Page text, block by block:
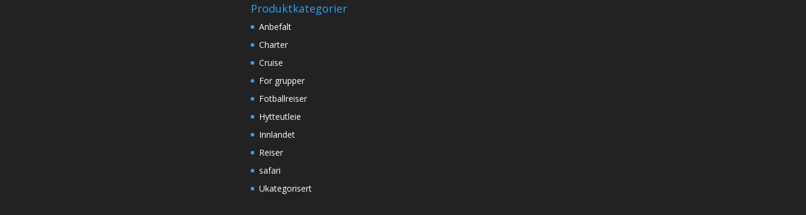
Produktkategorier
Anbefalt
Charter
Cruise
For grupper
Fotballreiser
Hytteutleie
Innlandet
Reiser
safari
Ukategorisert